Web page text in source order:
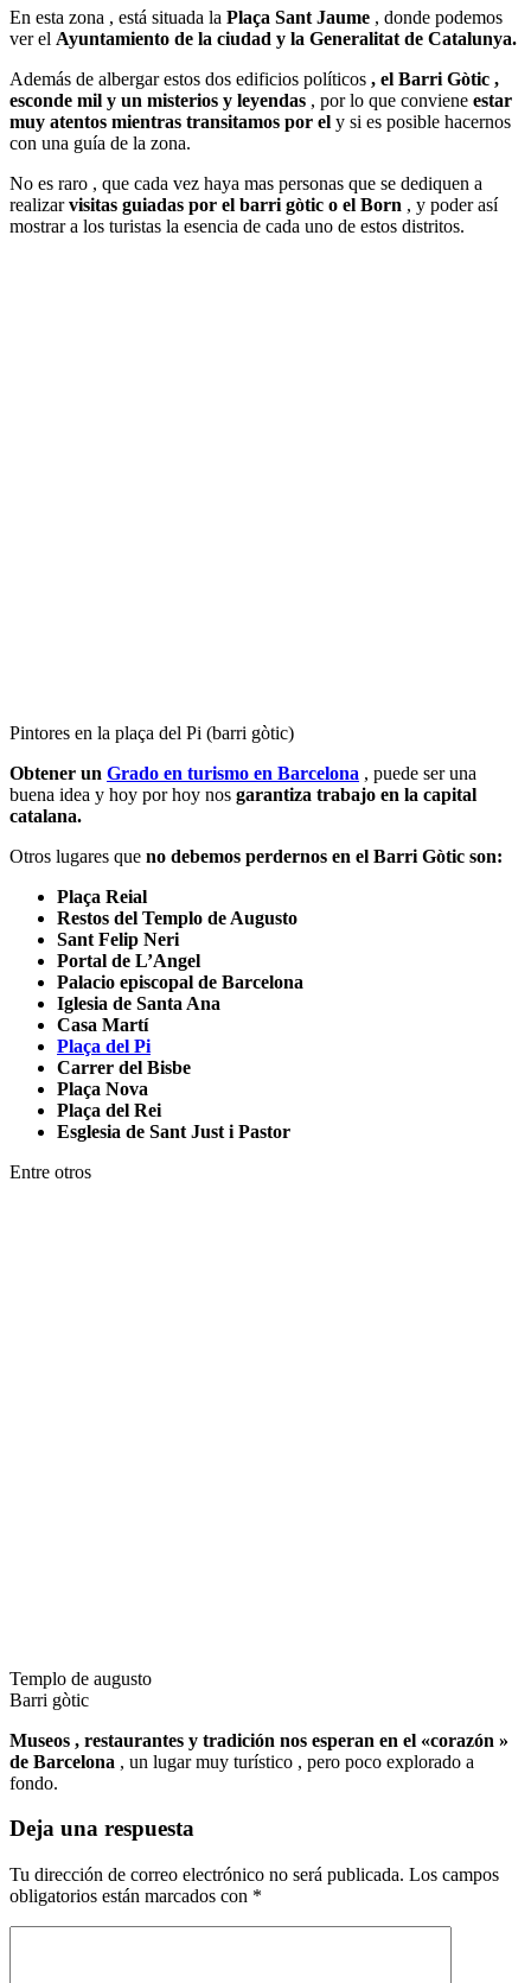
En esta zona , está situada la Plaça Sant Jaume , donde podemos
ver el Ayuntamiento de la ciudad y la Generalitat de Catalunya.
Además de albergar estos dos edificios políticos , el Barri Gòtic ,
esconde mil y un misterios y leyendas , por lo que conviene estar
muy atentos mientras transitamos por el y si es posible hacernos
con una guía de la zona.
No es raro , que cada vez haya mas personas que se dediquen a
realizarvisitas guiadas por el barri gòtic o el Born , y poder así
mostrar a los turistas la esencia de cada uno de estos distritos.
Pintores en la plaça del Pi (barri gòtic)
Obtener un Grado en turismo en Barcelona , puede ser una
buena idea y hoy por hoy nos garantiza trabajo en la capital
catalana.
Otros lugares que no debemos perdernos en el Barri Gòtic son:
Plaça Reial
Restos del Templo de Augusto
Sant Felip Neri
Portal de L’Angel
Palacio episcopal de Barcelona
Iglesia de Santa Ana
Casa Martí
Plaça del Pi
Carrer del Bisbe
Plaça Nova
Plaça del Rei
Esglesia de Sant Just i Pastor
Entre otros
Templo de augusto
Barri gòtic
Museos , restaurantes y tradición nos esperan en el «corazón »
de Barcelona , un lugar muy turístico , pero poco explorado a
fondo.
Deja una respuesta
Tu dirección de correo electrónico no será publicada. Los campos
obligatorios están marcados con *